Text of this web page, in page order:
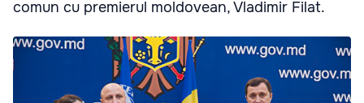
comun cu premierul moldovean, Vladimir Filat.